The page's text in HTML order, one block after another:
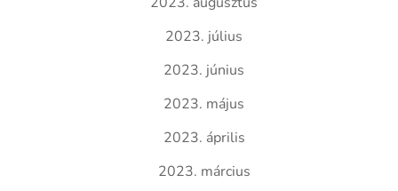
2023. július
2023. június
2023. május
2023. április
2023. március